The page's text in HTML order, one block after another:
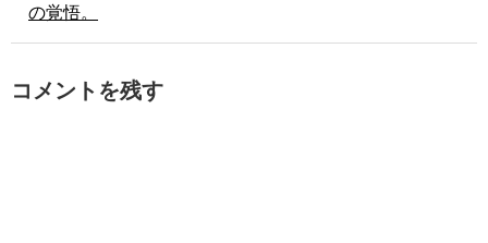
の覚悟。
コメントを残す